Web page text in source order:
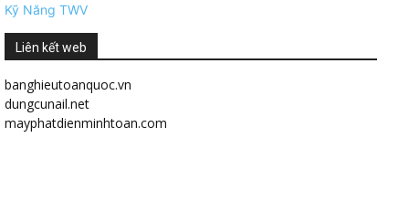
Kỹ Năng TWV
Liên kết web
banghieutoanquoc.vn
dungcunail.net
mayphatdienminhtoan.com